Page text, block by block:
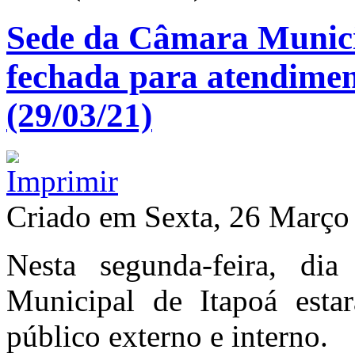
Sede da Câmara
fechada para
(29/03/21)
Criado em Sexta, 26
Nesta segunda-feira,
Municipal de Itapoá
público externo e interno.